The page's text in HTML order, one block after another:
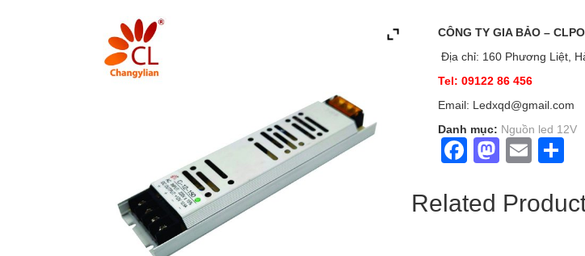
CÔNG TY GIA BẢO –
Địa chỉ: 160 Phương Liệt,
Tel: 09122 86 456
Email: Ledxqd@gmail.com
Danh mục: Nguồn led 12V
Facebook
Email
Related